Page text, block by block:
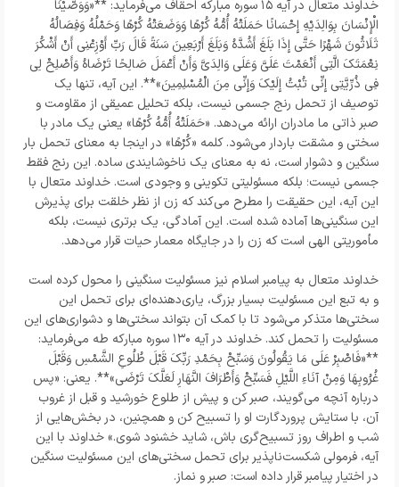
خداوند متعال در آیه ۱۵ سوره مبارکه احقاف می‌فرماید: **«وَوَصَّيْنَا
الْإِنْسَانَ بِوَالِدَيْهِ إِحْسَانًا حَمَلَتْهُ أُمُّهُ كُرْهًا وَوَضَعَتْهُ كُرْهًا وَحَمْلُهُ وَفِصَالُهُ
ثَلَاثُونَ شَهْرًا حَتَّى إِذَا بَلَغَ أَشُدَّهُ وَبَلَغَ أَرْبَعِينَ سَنَةً قَالَ رَبِّ أَوْزِعْنِي أَنْ أَشْكُرَ
نِعْمَتَكَ الَّتِي أَنْعَمْتَ عَلَيَّ وَعَلَى وَالِدَيَّ وَأَنْ أَعْمَلَ صَالِحًا تَرْضَاهُ وَأَصْلِحْ لِي
فِي ذُرِّيَّتِي إِنِّي تُبْتُ إِلَيْكَ وَإِنِّي مِنَ الْمُسْلِمِينَ»**. این آیه، تنها یک
توصیف از تحمل رنج جسمی نیست، بلکه تحلیل عمیقی از مقاومت و
صبر ذاتی ما مادران ارائه می‌دهد. «حَمَلَتْهُ أُمُّهُ كُرْهًا» یعنی یک مادر با
سختی و مشقت باردار می‌شود. کلمه «كُرْهًا» در اینجا به معنای تحمل بار
سنگین و دشوار است، نه به معنای یک ناخوشایندی ساده. این رنج فقط
جسمی نیست؛ بلکه مسئولیتی تکوینی و وجودی است. خداوند متعال با
این آیه، این حقیقت را مطرح می‌کند که زن از نظر خلقت برای پذیرش
این سنگینی‌ها آماده شده است. این آمادگی، یک برتری نیست، بلکه
مأموریتی الهی است که زن را در جایگاه معمار حیات قرار می‌دهد.
خداوند متعال به پیامبر اسلام نیز مسئولیت سنگینی را محول کرده است
و به تبع این مسئولیت بسیار بزرگ، یاری‌دهنده‌ای برای تحمل این
سختی‌ها متذکر می‌شود تا با کمک آن بتواند سختی‌ها و دشواری‌های این
مسئولیت را تحمل کند. خداوند در آیه ۱۳۰ سوره مبارکه طه می‌فرماید:
**«فَاصْبِرْ عَلَى مَا يَقُولُونَ وَسَبِّحْ بِحَمْدِ رَبِّكَ قَبْلَ طُلُوعِ الشَّمْسِ وَقَبْلَ
غُرُوبِهَا وَمِنْ آنَاءِ اللَّيْلِ فَسَبِّحْ وَأَطْرَافَ النَّهَارِ لَعَلَّكَ تَرْضَى»**. یعنی: «پس
درباره آنچه می‌گویند، صبر کن و پیش از طلوع خورشید و قبل از غروب
آن، با ستایش پروردگارت او را تسبیح کن و همچنین، در بخش‌هایی از
شب و اطراف روز تسبیح‌گری باش، شاید خشنود شوی.» خداوند با این
آیه، فرمولی شکست‌ناپذیر برای تحمل سختی‌های این مسئولیت سنگین
در اختیار پیامبر قرار داده است: صبر و نماز.